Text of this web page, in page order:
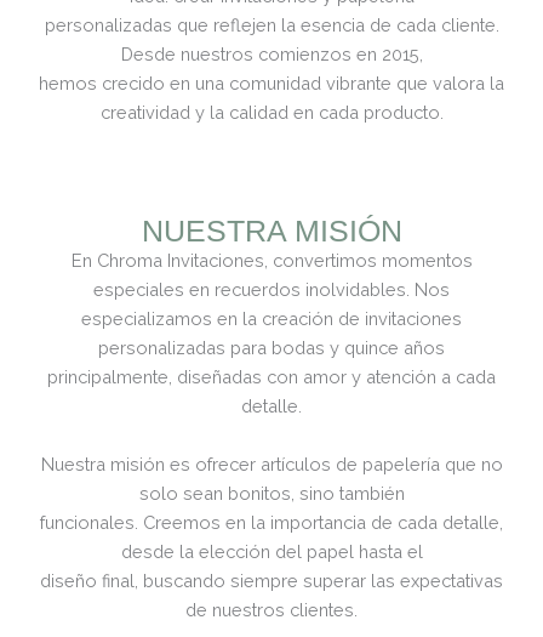
personalizadas que reflejen la esencia de cada cliente.
Desde nuestros comienzos en 2015,
hemos crecido en una comunidad vibrante que valora la
creatividad y la calidad en cada producto.
NUESTRA MISIÓN
En Chroma Invitaciones, convertimos momentos
especiales en recuerdos inolvidables. Nos
especializamos en la creación de invitaciones
personalizadas para bodas y quince años
principalmente, diseñadas con amor y atención a cada
detalle.
Nuestra misión es ofrecer artículos de papelería que no
solo sean bonitos, sino también
funcionales. Creemos en la importancia de cada detalle,
desde la elección del papel hasta el
diseño final, buscando siempre superar las expectativas
de nuestros clientes.